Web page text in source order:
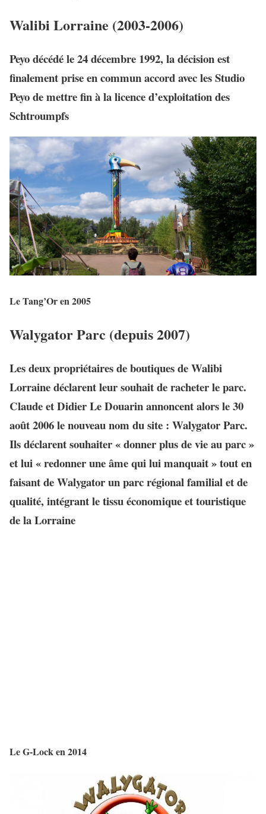
Walibi Lorraine (2003-2006)
Peyo décédé le 24 décembre 1992, la décision est
finalement prise en commun accord avec les Studio
Peyo de mettre fin à la licence d’exploitation des
Schtroumpfs
Le Tang’Or en 2005
Walygator Parc (depuis 2007)
Les deux propriétaires de boutiques de Walibi
Lorraine déclarent leur souhait de racheter le parc.
Claude et Didier Le Douarin annoncent alors le 30
août 2006 le nouveau nom du site : Walygator Parc.
Ils déclarent souhaiter « donner plus de vie au parc »
et lui « redonner une âme qui lui manquait » tout en
faisant de Walygator un parc régional familial et de
qualité, intégrant le tissu économique et touristique
de la Lorraine
Le G-Lock en 2014